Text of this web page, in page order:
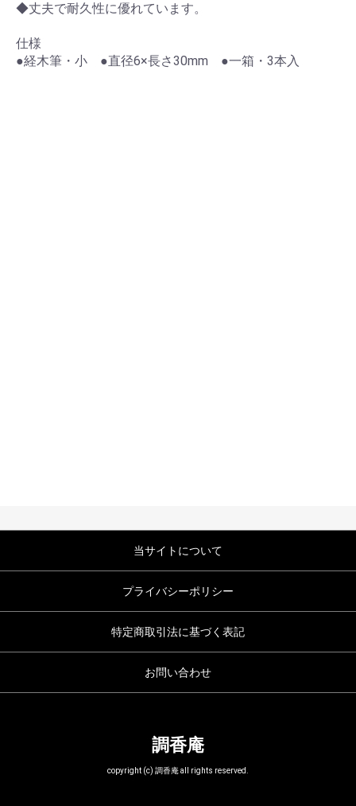
◆丈夫で耐久性に優れています。
仕様
●経木筆・小 ●直径6×長さ30mm ●一箱・3本入
当サイトについて
プライバシーポリシー
特定商取引法に基づく表記
お問い合わせ
調香庵
copyright (c) 調香庵 all rights reserved.